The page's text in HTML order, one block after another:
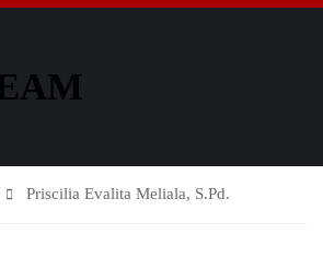
Priscilia Evalita Meliala, S.Pd.